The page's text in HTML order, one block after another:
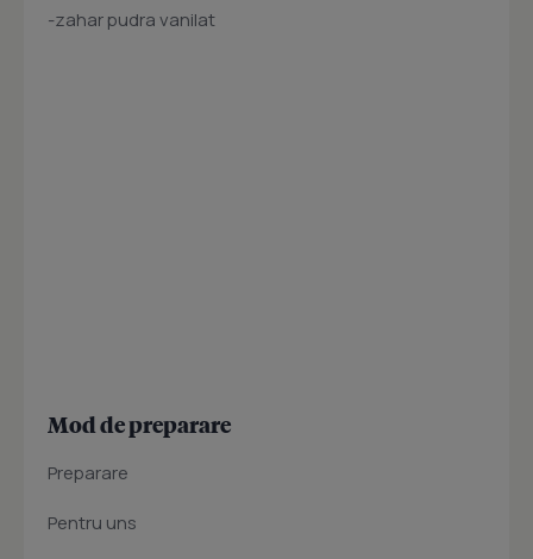
-zahar pudra vanilat
Mod de preparare
Preparare
Pentru uns